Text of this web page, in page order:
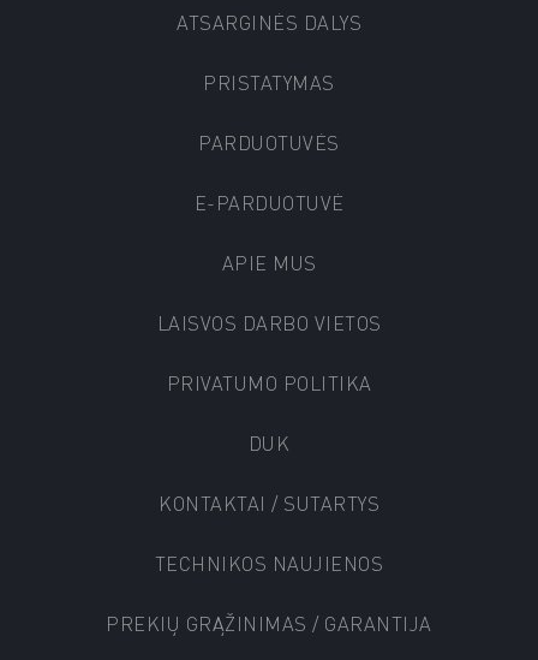
ATSARGINĖS DALYS
PRISTATYMAS
PARDUOTUVĖS
E-PARDUOTUVĖ
APIE MUS
LAISVOS DARBO VIETOS
PRIVATUMO POLITIKA
DUK
KONTAKTAI / SUTARTYS
TECHNIKOS NAUJIENOS
PREKIŲ GRĄŽINIMAS / GARANTIJA